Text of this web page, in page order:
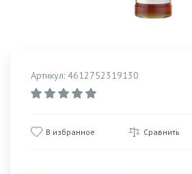
Артикул: 4612752319130
В избранное Сравнить